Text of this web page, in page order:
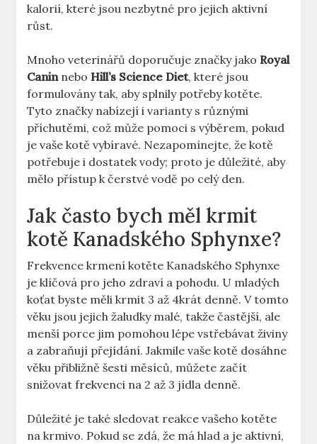
kalorií, které jsou nezbytné pro jejich aktivní
růst.
Mnoho veterinářů doporučuje značky jakoRoyal
CaninneboHill’s Science Diet, které jsou
formulovány tak, aby splnily potřeby kotěte.
Tyto značky nabízejí i varianty s různými
příchutěmi, což může pomoci s výběrem, pokud
je vaše kotě vybíravé. Nezapomínejte, že kotě
potřebuje i dostatek vody; proto je důležité, aby
mělo přístup k čerstvé vodě po celý den.
Jak často bych měl krmit
kotě Kanadského Sphynxe?
Frekvence krmení kotěte Kanadského Sphynxe
je klíčová pro jeho zdraví a pohodu. U mladých
koťat byste měli krmit 3 až 4krát denně. V tomto
věku jsou jejich žaludky malé, takže častější, ale
menší porce jim pomohou lépe vstřebávat živiny
a zabraňují přejídání. Jakmile vaše kotě dosáhne
věku přibližně šesti měsíců, můžete začít
snižovat frekvenci na 2 až 3 jídla denně.
Důležité je také sledovat reakce vašeho kotěte
na krmivo. Pokud se zdá, že má hlad a je aktivní,